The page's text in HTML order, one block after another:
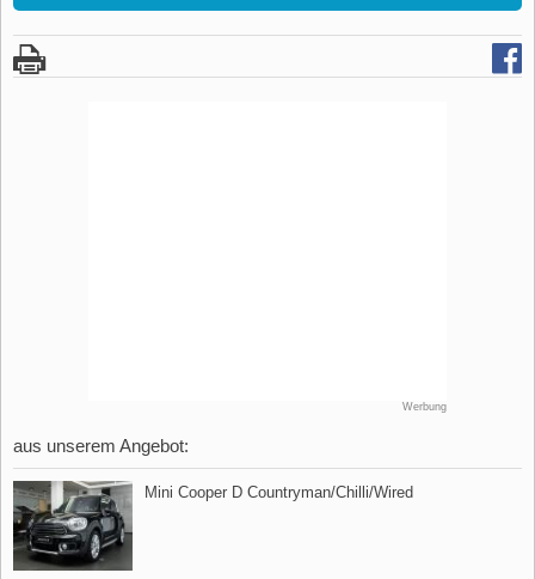
Werbung
aus unserem Angebot:
Mini Cooper D Countryman/Chilli/Wired